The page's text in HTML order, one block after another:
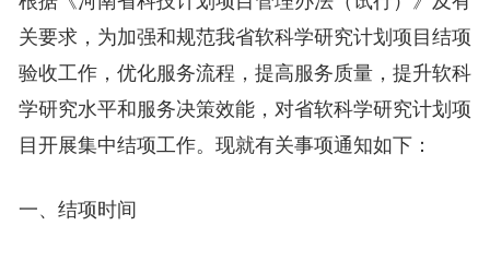
关要求，为加强和规范我省软科学研究计划项目结项
验收工作，优化服务流程，提高服务质量，提升软科
学研究水平和服务决策效能，对省软科学研究计划项
目开展集中结项工作。现就有关事项通知如下：
一、结项时间